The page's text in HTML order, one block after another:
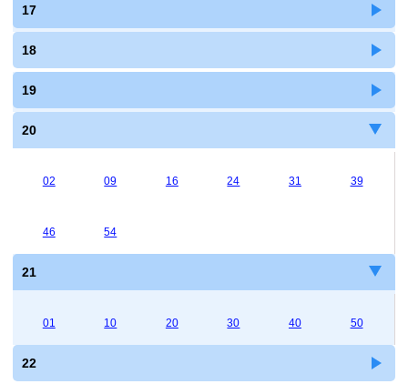
17
18
19
20
02 09 16 24 31 39
46 54
21
01 10 20 30 40 50
22